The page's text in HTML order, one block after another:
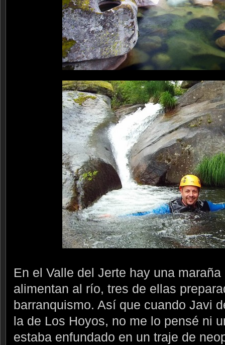
En el Valle del Jerte hay una
alimentan al río, tres de ellas
barranquismo. Así que cuando Javi
la de Los Hoyos, no me lo pensé ni
estaba enfundado en un traje de